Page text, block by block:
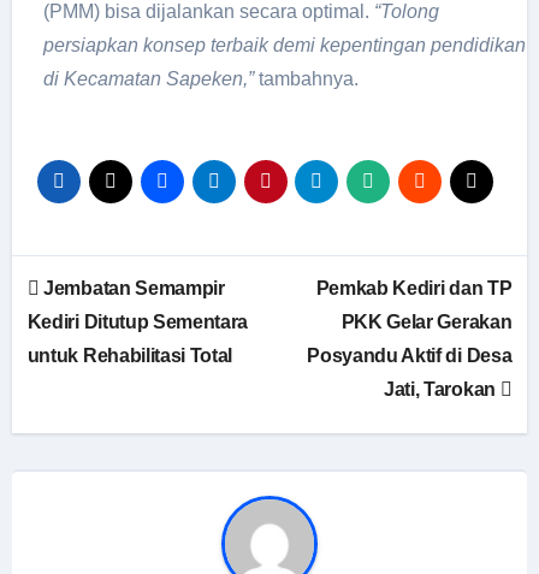
(PMM) bisa dijalankan secara optimal. “Tolong
persiapkan konsep terbaik demi kepentingan pendidikan
di Kecamatan Sapeken,”tambahnya.
Navigasi
pos
Jembatan Semampir
Kediri Ditutup Sementara
untuk Rehabilitasi Total
Pemkab Kediri dan TP
PKK Gelar Gerakan
Posyandu Aktif di Desa
Jati, Tarokan